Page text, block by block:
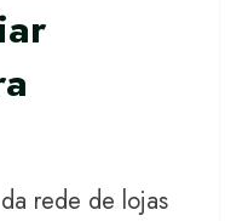
rede de lojas